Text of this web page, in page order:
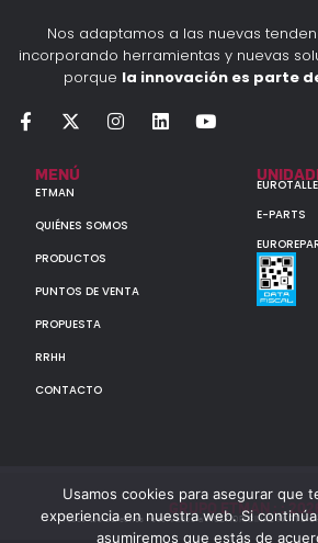
Nos adaptamos a las nuevas
incorporando herramientas y nuevas
porque la innovación es parte
MENÚ
ETMAN
QUIÉNES SOMOS
PRODUCTOS
PUNTOS DE VENTA
PROPUESTA
RRHH
CONTACTO
E-PARTS
GRUPO ETMAN : : 2026
Todos los derechos reservados a MULTIORIGINAL PARTS
Usamos cookies para asegurar que
experiencia en nuestra web. Si
asumiremos que estás de